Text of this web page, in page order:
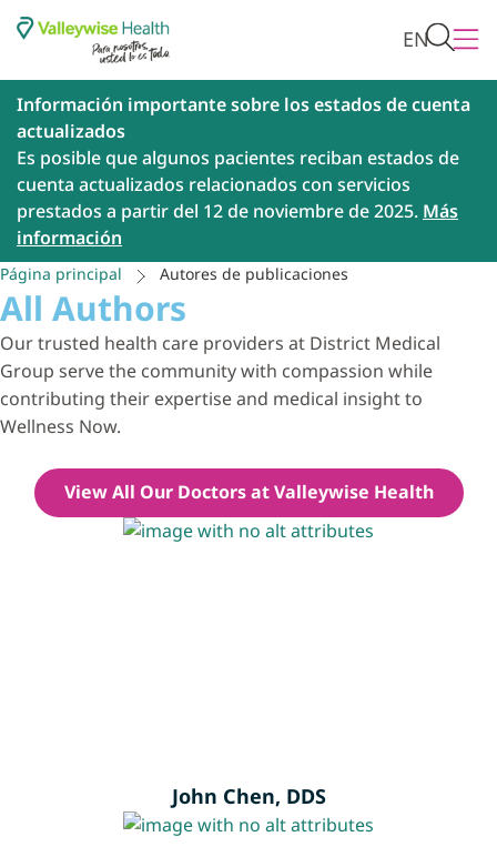
EN
Información importante sobre los estados de cuenta
actualizados
Es posible que algunos pacientes reciban estados de
cuenta actualizados relacionados con servicios
prestados a partir del 12 de noviembre de 2025. Más
información
Página principal Autores de publicaciones
All Authors
Our trusted health care providers at District Medical
Group serve the community with compassion while
contributing their expertise and medical insight to
Wellness Now.
View All Our Doctors at Valleywise Health
John Chen, DDS